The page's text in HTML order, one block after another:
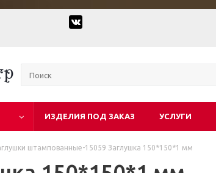
ИЗДЕЛИЯ ПОД ЗАКАЗ УСЛУГИ
штампованные-15059 Заглушка 150*150*1 мм